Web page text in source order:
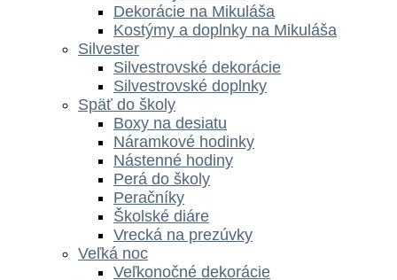
Dekorácie na Mikuláša
Kostýmy a doplnky na Mikuláša
Silvester
Silvestrovské dekorácie
Silvestrovské doplnky
Späť do školy
Boxy na desiatu
Náramkové hodinky
Nástenné hodiny
Perá do školy
Peračníky
Školské diáre
Vrecká na prezúvky
Veľká noc
Veľkonočné dekorácie